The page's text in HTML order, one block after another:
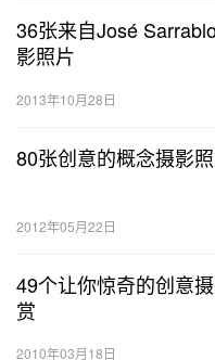
36张来自José
影照片
2013年10月28日
80张创意的概念摄影
2012年05月22日
49个让你惊奇的创意
赏
2010年03月18日